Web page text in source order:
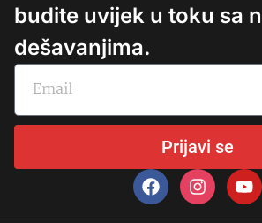
budite uvijek u toku sa
dešavanjima.
Prijavi se